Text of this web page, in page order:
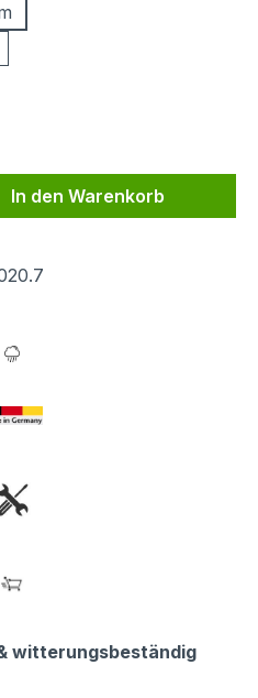
den
In den Warenkorb
witterungsbeständig